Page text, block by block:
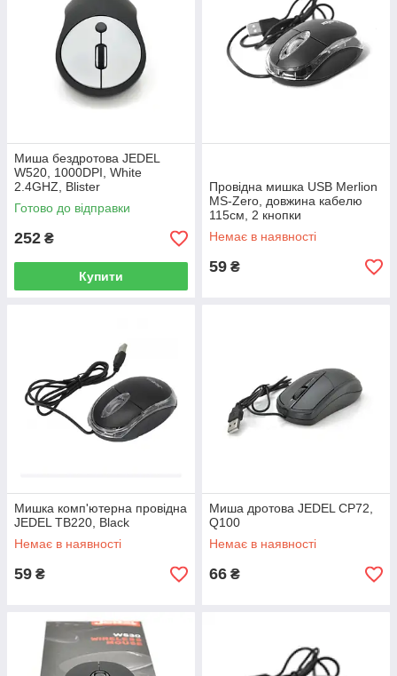
Миша бездротова JEDEL
W520, 1000DPI, White
2.4GHZ, Blister
Готово до відправки
252 ₴
Купити
Провідна мишка USB Merlion
MS-Zero, довжина кабелю
115см, 2 кнопки
Немає в наявності
59 ₴
Мишка комп'ютерна провідна
JEDEL TB220, Black
Немає в наявності
59 ₴
Миша дротова JEDEL CP72,
Q100
Немає в наявності
66 ₴